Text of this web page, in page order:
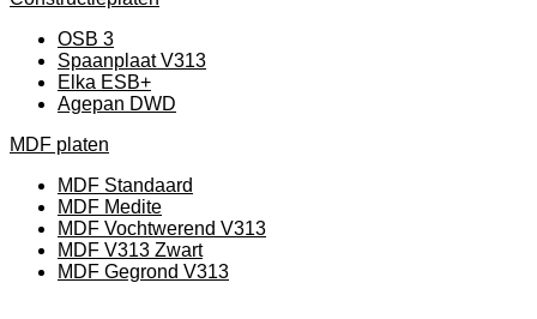
OSB 3
Spaanplaat V313
Elka ESB+
Agepan DWD
MDF platen
MDF Standaard
MDF Medite
MDF Vochtwerend V313
MDF V313 Zwart
MDF Gegrond V313